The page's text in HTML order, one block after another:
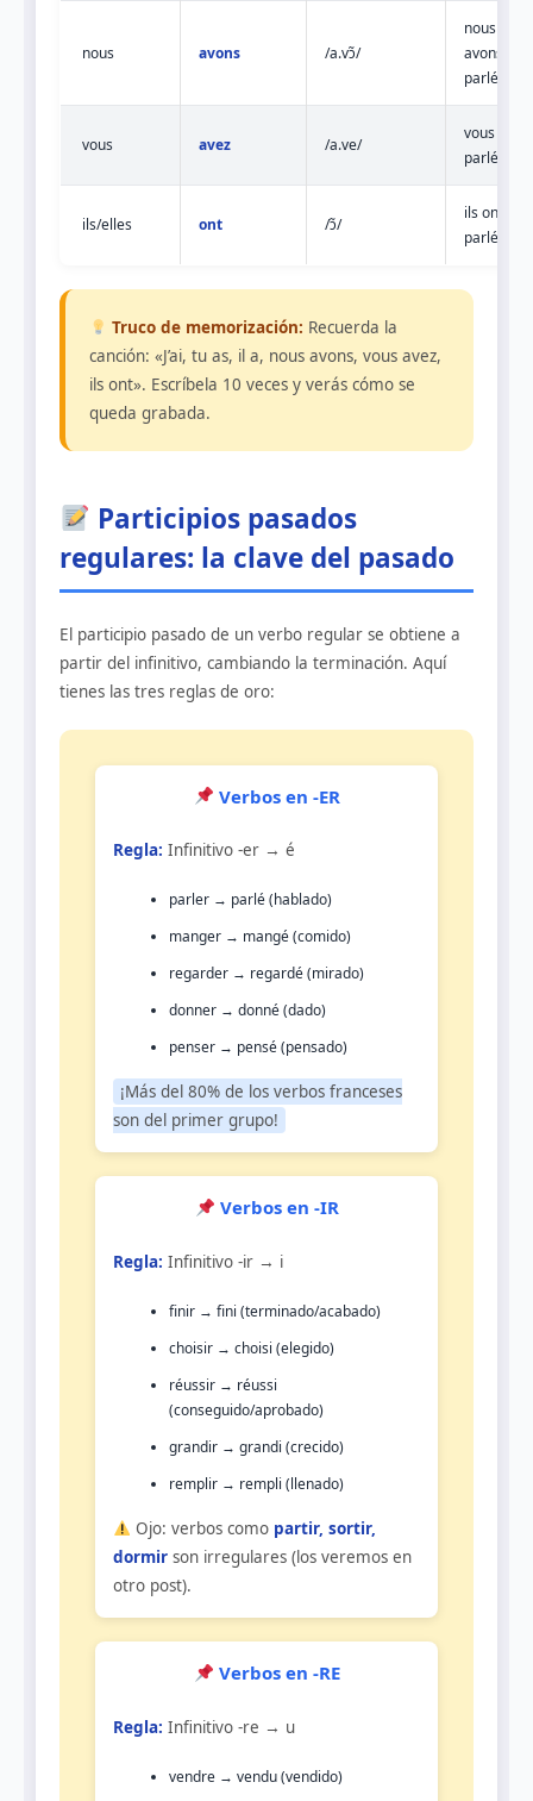
nous avons /a.vɔ̃/
nous
avons
parlé
vous avez /a.ve/
vous avez
parlé
ils/elles ont /ɔ̃/
ils ont
parlé
Truco de memorización: Recuerda la
canción: «J’ai, tu as, il a, nous avons, vous avez,
ils ont». Escríbela 10 veces y verás cómo se
queda grabada.
Participios pasados
regulares: la clave del pasado
El participio pasado de un verbo regular se obtiene a
partir del infinitivo, cambiando la terminación. Aquí
tienes las tres reglas de oro:
Verbos en -ER
Regla: Infinitivo -er → é
parler → parlé (hablado)
manger → mangé (comido)
regarder → regardé (mirado)
donner → donné (dado)
penser → pensé (pensado)
¡Más del 80% de los verbos franceses
son del primer grupo!
Verbos en -IR
Regla: Infinitivo -ir → i
finir → fini (terminado/acabado)
choisir → choisi (elegido)
réussir → réussi
(conseguido/aprobado)
grandir → grandi (crecido)
remplir → rempli (llenado)
Ojo: verbos como partir, sortir,
dormir son irregulares (los veremos en
otro post).
Verbos en -RE
Regla: Infinitivo -re → u
vendre → vendu (vendido)